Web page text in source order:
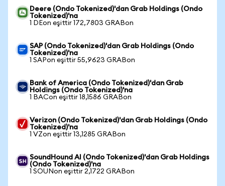
Deere (Ondo Tokenized)'dan Grab Holdings (Ondo
Tokenized)'na
1 DEon eşittir 172,7803 GRABon
SAP (Ondo Tokenized)'dan Grab Holdings (Ondo
Tokenized)'na
1 SAPon eşittir 55,9623 GRABon
Bank of America (Ondo Tokenized)'dan Grab
Holdings (Ondo Tokenized)'na
1 BACon eşittir 18,1586 GRABon
Verizon (Ondo Tokenized)'dan Grab Holdings (Ondo
Tokenized)'na
1 VZon eşittir 13,1285 GRABon
SoundHound AI (Ondo Tokenized)'dan Grab Holdings
(Ondo Tokenized)'na
1 SOUNon eşittir 2,1722 GRABon